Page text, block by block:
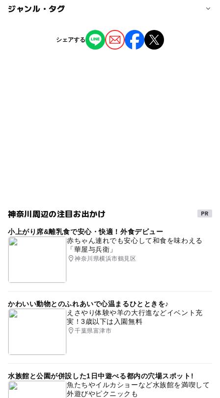
すること。
所在市区町村以外の利用登録:◯
駐車場あり ー
ー 託児所
ジャンル・タグ
シェアする
神奈川周辺の注目お出かけ
小上がり席&離乳食で安心・快適！外食デビュー
赤ちゃん連れでも安心して和食を味わえる
「華屋与兵衛」
神奈川県横浜市鶴見区
かわいい動物とのふれあいで心温まるひとときを♪
えさやり体験や羊の大行進などイベント充
実！3歳以下は入園無料
千葉県富津市
水族館と公園が併設した1日中遊べる都内の穴場スポット!
魚たちやイルカショーなど水族館を満喫して
外遊びやピクニックも